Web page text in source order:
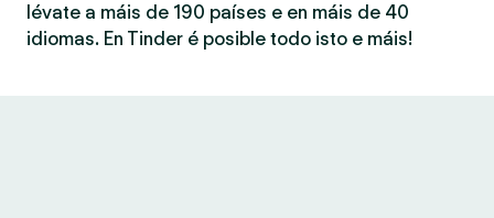
lévate a máis de 190 países e en máis de 40
idiomas. En Tinder é posible todo isto e máis!